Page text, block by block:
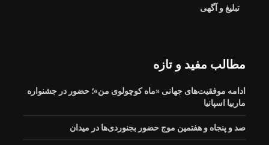
همکاران راهداری و حمل
و نقل جاده‌ای خراسان
جنوبی به زائران اربعین
تبلیغ و آگهی
مطالب مفید و تازه
ادامه موفقیت‌های جهانی «ماه کوچولوی من»؛ حضور در جشنواره
ماربیا اسپانیا
صد و پنجاه و هفتمین موج حضور بجنوردی‌ها در میدان